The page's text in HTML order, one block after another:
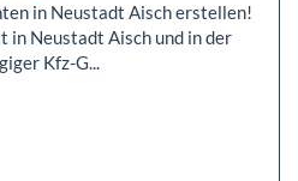
in Neustadt Aisch erstellen!
in Neustadt Aisch und in der
Kfz-G...